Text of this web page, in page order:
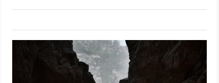
Grafikunterschied mal ganz abgesehen. Daher mussten wir in
den Szenen hier und da teils etwas springen, damit wir uns
stets möglichst an der gleichen Stelle im Original und im
Remake befinden. Da uns für das Remake außerdem keine